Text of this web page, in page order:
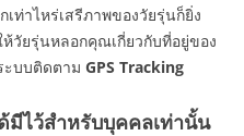
ท่าไหร่เสรีภาพของวัยรุ่นก็ยิ่ง
วัยรุ่นหลอกคุณเกี่ยวกับที่อยู่ของ
ะบบติดตาม GPS Tracking
มีไว้สำหรับบุคคลเท่านั้น